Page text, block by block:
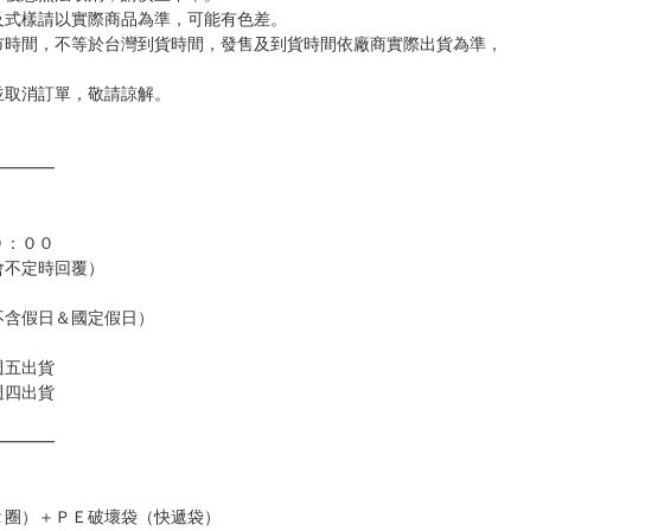
內未有任何反應，將直接加入黑名單，還請下單後準時取貨。
公布為主。
版，還請注意。
影拍照存證，以保障買賣家雙方權益。
恕無法取消，請慎重下單。
樣請以實際商品為準，可能有色差。
消訂單，敬請諒解。
００
定時回覆）